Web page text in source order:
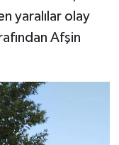
yaralılar olay
Afşin